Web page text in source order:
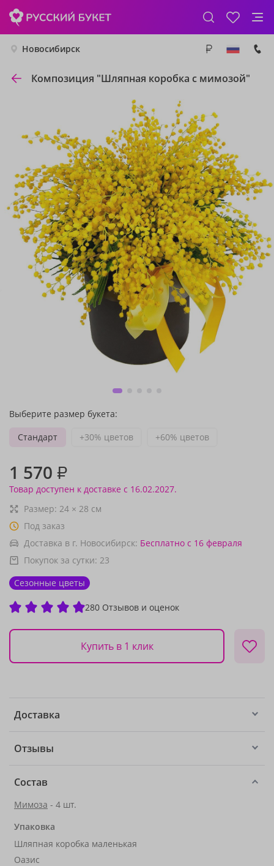
Новосибирск
Композиция "Шляпная коробка с мимозой"
Выберите размер букета:
Стандарт
+30% цветов +60% цветов
1 570 ₽
Товар доступен к доставке с 16.02.2027.
Размер: 24 × 28 см
Под заказ
Доставка в г. Новосибирск: Бесплатно с 16 февраля
Покупок за сутки: 23
Сезонные цветы
280 Отзывов и оценок
Купить в 1 клик
Доставка
Отзывы
Состав
Мимоза - 4 шт.
Упаковка
Шляпная коробка маленькая
Оазис